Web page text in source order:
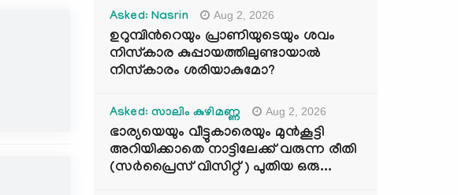
Asked: Nasrin Aug 2, 2026
ഉറുമ്പിന്‍റെയും പ്രാണിയുടെയും ശവം
നിസ്കാര കുപ്പായത്തിലുണ്ടായാൽ
നിസ്കാരം ശരിയാകുമോ?
Asked: സാലിം കുഴിമണ്ണ Aug 2, 2026
ഭാര്യയെയും വീട്ടുകാരെയും മുൻകൂട്ടി
അറിയിക്കാതെ നാട്ടിലേക്ക് വരുന്ന രീതി
(സർപ്രൈസ് വിസിറ്റ് ) പുതിയ ഒരു...